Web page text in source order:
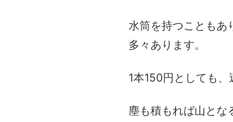
水筒を持つこともあ
多々あります。
1本150円としても
塵も積もれば山と